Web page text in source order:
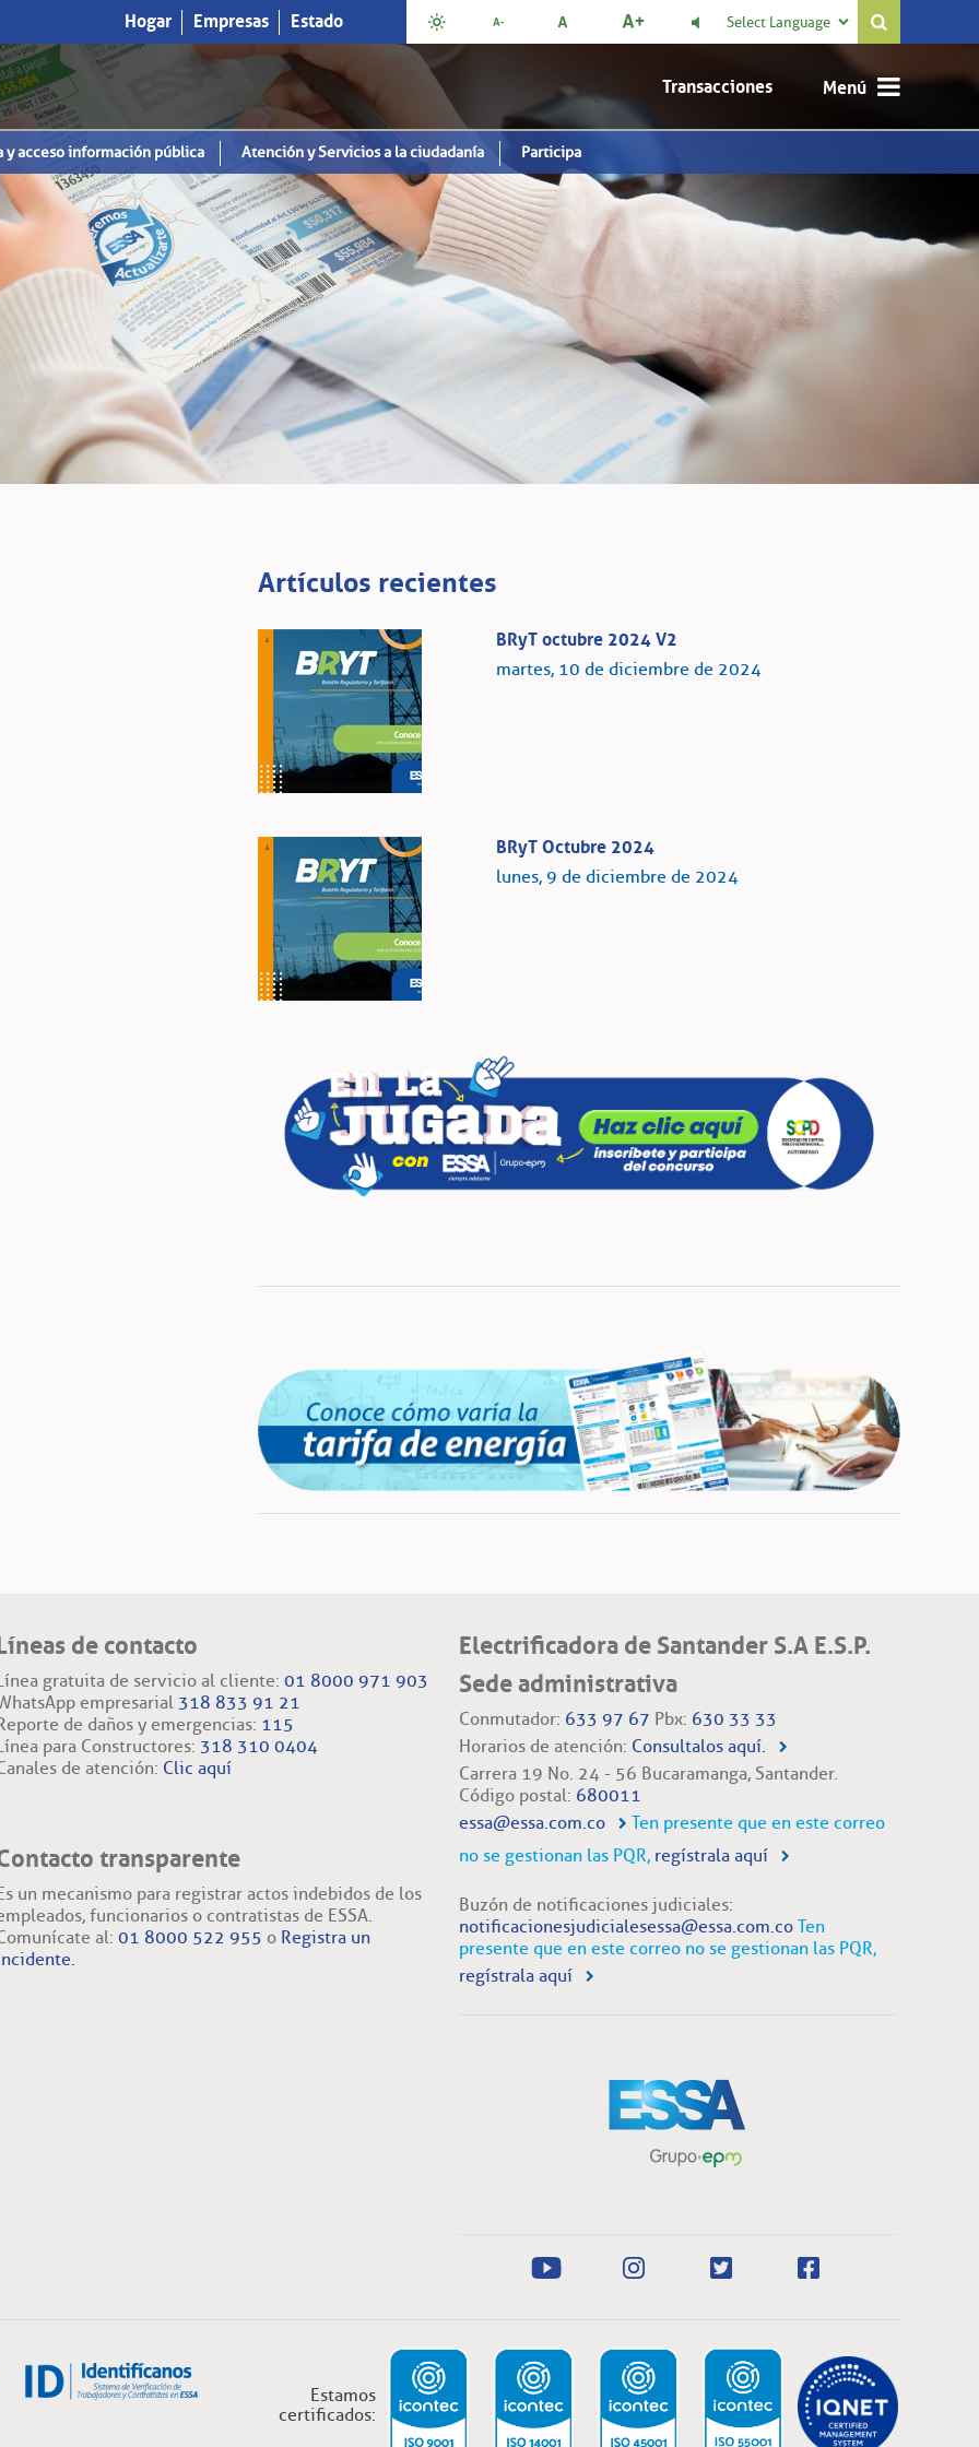
Hogar Empresas Estado Select Language 
Transacciones
y acceso información pública Atención y Servicios a la ciudadanía Participa
Artículos recientes
BRyT octubre 2024 V2
martes, 10 de diciembre de 2024
BRyT Octubre 2024
lunes, 9 de diciembre de 2024
de contacto
Línea gratuita de servicio al cliente: 01 8000 971 903
empresarial 318 833 91 21
Reporte de daños y emergencias: 115
Línea para Constructores: 318 310 0404
de atención: Clic aquí
transparente
Es un mecanismo para registrar actos indebidos de los
funcionarios o contratistas de ESSA.
al: 01 8000 522 955 o Registra un
Electrificadora de Santander S.A E.S.P.
Sede administrativa
Conmutador: 633 97 67 Pbx: 630 33 33
Horarios de atención: Consultalos aquí.
Carrera 19 No. 24 - 56 Bucaramanga, Santander.
Código postal: 680011
essa@essa.com.co
Ten presente que en este correo
no se gestionan las PQR, regístrala aquí
Buzón de notificaciones judiciales:
notificacionesjudicialesessa@essa.com.co Ten
presente que en este correo no se gestionan las PQR,
regístrala aquí
Estamos
certificados: